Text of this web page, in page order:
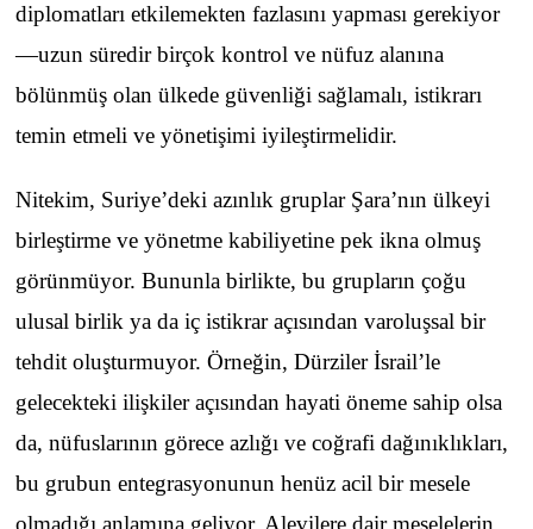
diplomatları etkilemekten fazlasını yapması gerekiyor
—uzun süredir birçok kontrol ve nüfuz alanına
bölünmüş olan ülkede güvenliği sağlamalı, istikrarı
temin etmeli ve yönetişimi iyileştirmelidir.
Nitekim, Suriye’deki azınlık gruplar Şara’nın ülkeyi
birleştirme ve yönetme kabiliyetine pek ikna olmuş
görünmüyor. Bununla birlikte, bu grupların çoğu
ulusal birlik ya da iç istikrar açısından varoluşsal bir
tehdit oluşturmuyor. Örneğin, Dürziler İsrail’le
gelecekteki ilişkiler açısından hayati öneme sahip olsa
da, nüfuslarının görece azlığı ve coğrafi dağınıklıkları,
bu grubun entegrasyonunun henüz acil bir mesele
olmadığı anlamına geliyor. Alevilere dair meselelerin